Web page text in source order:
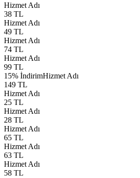
Hizmet Adı
38 TL
Hizmet Adı
49 TL
Hizmet Adı
74 TL
Hizmet Adı
99 TL
15% İndirimHizmet Adı
149 TL
Hizmet Adı
25 TL
Hizmet Adı
28 TL
Hizmet Adı
65 TL
Hizmet Adı
63 TL
Hizmet Adı
58 TL